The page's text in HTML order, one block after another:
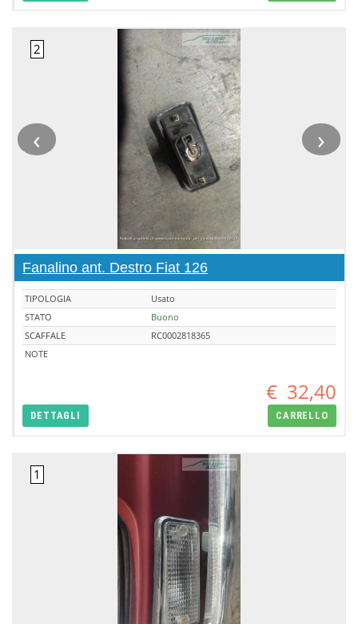
‹ ›
Fanalino ant. Destro Fiat 126
TIPOLOGIA
Usato
STATO
Buono
SCAFFALE
RC0002818365
NOTE
€ 32,40
DETTAGLI CARRELLO